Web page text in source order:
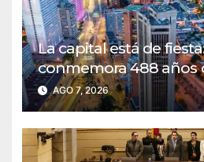
La capital está de
conmemora 488 años
renovación
AGO 7, 2026